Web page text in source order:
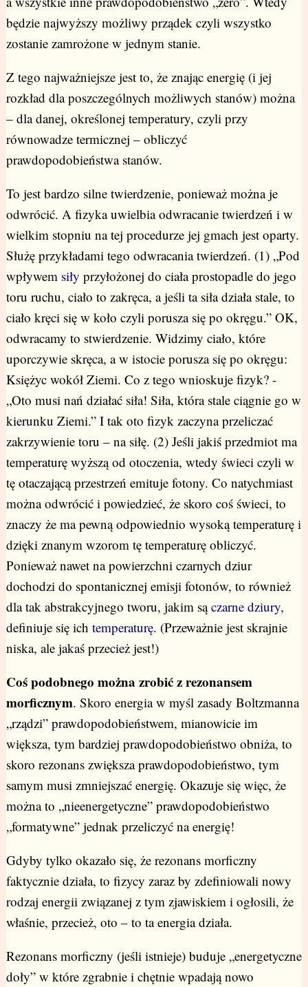
będzie najwyższy możliwy prządek czyli wszystko
zostanie zamrożone w jednym stanie.
Z tego najważniejsze jest to, że znając energię (i jej
rozkład dla poszczególnych możliwych stanów) można
– dla danej, określonej temperatury, czyli przy
równowadze termicznej – obliczyć
prawdopodobieństwa stanów.
To jest bardzo silne twierdzenie, ponieważ można je
odwrócić. A fizyka uwielbia odwracanie twierdzeń i w
wielkim stopniu na tej procedurze jej gmach jest oparty.
Służę przykładami tego odwracania twierdzeń. (1) „Pod
wpływem siły przyłożonej do ciała prostopadle do jego
toru ruchu, ciało to zakręca, a jeśli ta siła działa stale, to
ciało kręci się w koło czyli porusza się po okręgu.” OK,
odwracamy to stwierdzenie. Widzimy ciało, które
uporczywie skręca, a w istocie porusza się po okręgu:
Księżyc wokół Ziemi. Co z tego wnioskuje fizyk? -
„Oto musi nań działać siła! Siła, która stale ciągnie go w
kierunku Ziemi.” I tak oto fizyk zaczyna przeliczać
zakrzywienie toru – na siłę. (2) Jeśli jakiś przedmiot ma
temperaturę wyższą od otoczenia, wtedy świeci czyli w
tę otaczającą przestrzeń emituje fotony. Co natychmiast
można odwrócić i powiedzieć, że skoro coś świeci, to
znaczy że ma pewną odpowiednio wysoką temperaturę i
dzięki znanym wzorom tę temperaturę obliczyć.
Ponieważ nawet na powierzchni czarnych dziur
dochodzi do spontanicznej emisji fotonów, to również
dla tak abstrakcyjnego tworu, jakim sączarne dziury,
definiuje się ich temperaturę. (Przeważnie jest skrajnie
niska, ale jakaś przecież jest!)
Coś podobnego można zrobić z rezonansem
morficznym. Skoro energia w myśl zasady Boltzmanna
„rządzi” prawdopodobieństwem, mianowicie im
większa, tym bardziej prawdopodobieństwo obniża, to
skoro rezonans zwiększa prawdopodobieństwo, tym
samym musi zmniejszać energię. Okazuje się więc, że
można to „nieenergetyczne” prawdopodobieństwo
„formatywne” jednak przeliczyć na energię!
Gdyby tylko okazało się, że rezonans morficzny
faktycznie działa, to fizycy zaraz by zdefiniowali nowy
rodzaj energii związanej z tym zjawiskiem i ogłosili, że
właśnie, przecież, oto – to ta energia działa.
Rezonans morficzny (jeśli istnieje) buduje „energetyczne
doły” w które zgrabnie i chętnie wpadają nowo